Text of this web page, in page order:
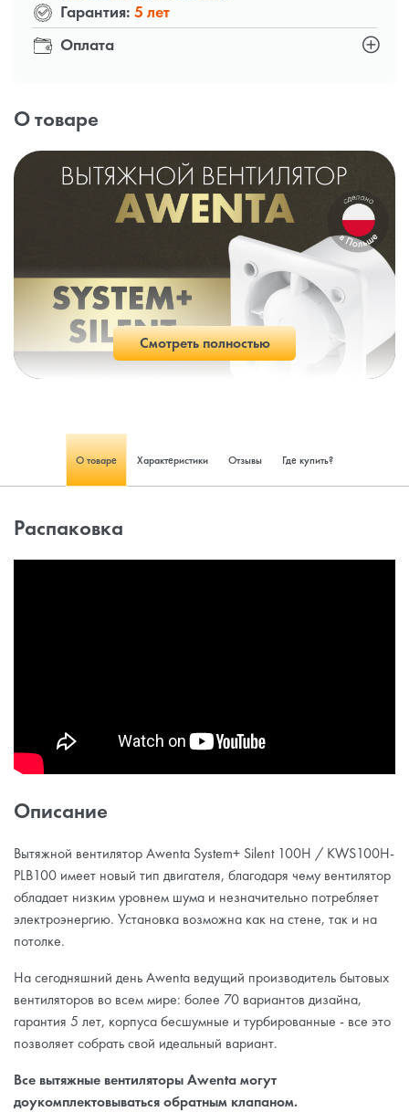
Оплата
Гарантия: 5 лет
О товаре
Смотреть полностью
О товаре Характеристики Отзывы Где купить?
Распаковка
Описание
Вытяжной вентилятор Awenta System+ Silent 100H / KWS100H-
PLB100 имеет новый тип двигателя, благодаря чему вентилятор
обладает низким уровнем шума и незначительно потребляет
электроэнергию. Установка возможна как на стене, так и на
потолке.
На сегодняшний день Awenta ведущий производитель бытовых
вентиляторов во всем мире: более 70 вариантов дизайна,
гарантия 5 лет, корпуса бесшумные и турбированные - все это
позволяет собрать свой идеальный вариант.
Все вытяжные вентиляторы Awenta могут
доукомплектовываться обратным клапаном.